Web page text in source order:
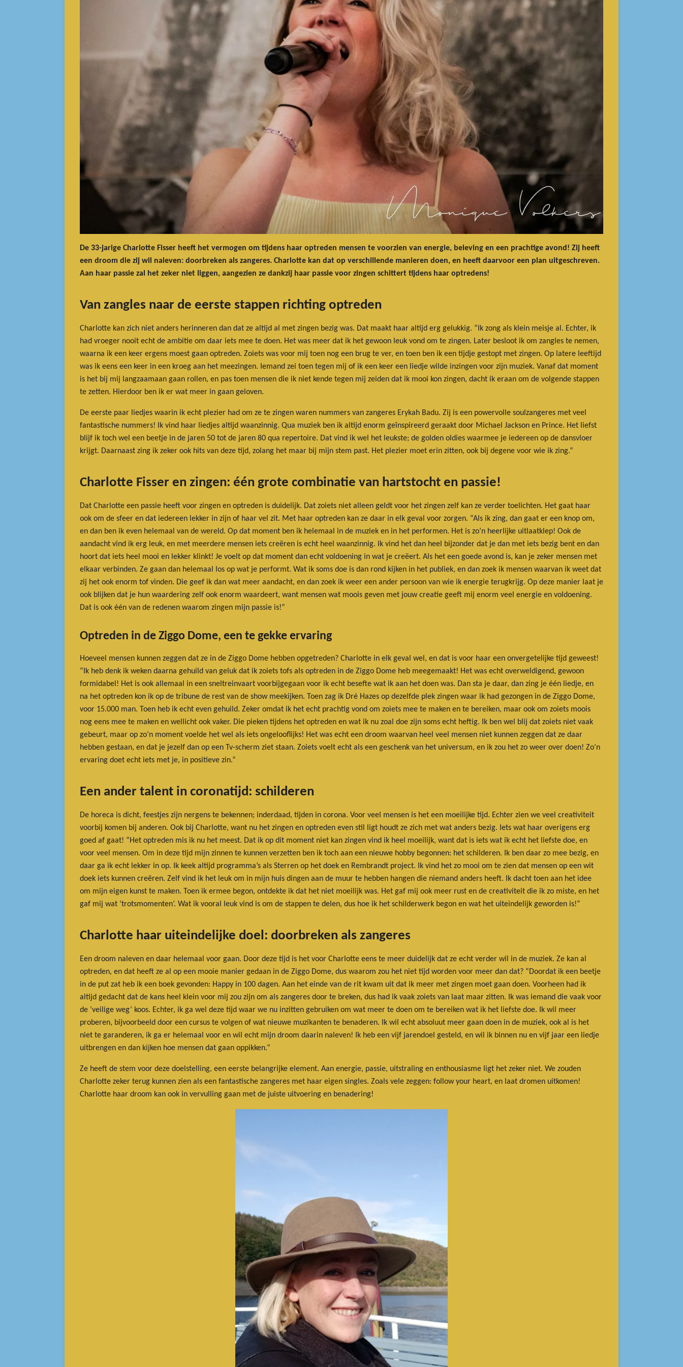
De 33-jarige Charlotte Fisser heeft het vermogen om tijdens haar optreden mensen te voorzien van energie, beleving en een prachtige avond! Zij heeft
een droom die zij wil naleven: doorbreken als zangeres. Charlotte kan dat op verschillende manieren doen, en heeft daarvoor een plan uitgeschreven.
Aan haar passie zal het zeker niet liggen, aangezien ze dankzij haar passie voor zingen schittert tijdens haar optredens!
Van zangles naar de eerste stappen richting optreden
Charlotte kan zich niet anders herinneren dan dat ze altijd al met zingen bezig was. Dat maakt haar altijd erg gelukkig. “Ik zong als klein meisje al. Echter, ik
had vroeger nooit echt de ambitie om daar iets mee te doen. Het was meer dat ik het gewoon leuk vond om te zingen. Later besloot ik om zangles te nemen,
waarna ik een keer ergens moest gaan optreden. Zoiets was voor mij toen nog een brug te ver, en toen ben ik een tijdje gestopt met zingen. Op latere leeftijd
was ik eens een keer in een kroeg aan het meezingen. Iemand zei toen tegen mij of ik een keer een liedje wilde inzingen voor zijn muziek. Vanaf dat moment
is het bij mij langzaamaan gaan rollen, en pas toen mensen die ik niet kende tegen mij zeiden dat ik mooi kon zingen, dacht ik eraan om de volgende stappen
te zetten. Hierdoor ben ik er wat meer in gaan geloven.
De eerste paar liedjes waarin ik echt plezier had om ze te zingen waren nummers van zangeres Erykah Badu. Zij is een powervolle soulzangeres met veel
fantastische nummers! Ik vind haar liedjes altijd waanzinnig. Qua muziek ben ik altijd enorm geïnspireerd geraakt door Michael Jackson en Prince. Het liefst
blijf ik toch wel een beetje in de jaren 50 tot de jaren 80 qua repertoire. Dat vind ik wel het leukste; de golden oldies waarmee je iedereen op de dansvloer
krijgt. Daarnaast zing ik zeker ook hits van deze tijd, zolang het maar bij mijn stem past. Het plezier moet erin zitten, ook bij degene voor wie ik zing.”
Charlotte Fisser en zingen: één grote combinatie van hartstocht en passie!
Dat Charlotte een passie heeft voor zingen en optreden is duidelijk. Dat zoiets niet alleen geldt voor het zingen zelf kan ze verder toelichten. Het gaat haar
ook om de sfeer en dat iedereen lekker in zijn of haar vel zit. Met haar optreden kan ze daar in elk geval voor zorgen. “Als ik zing, dan gaat er een knop om,
en dan ben ik even helemaal van de wereld. Op dat moment ben ik helemaal in de muziek en in het performen. Het is zo’n heerlijke uitlaatklep! Ook de
aandacht vind ik erg leuk, en met meerdere mensen iets creëren is echt heel waanzinnig. Ik vind het dan heel bijzonder dat je dan met iets bezig bent en dan
hoort dat iets heel mooi en lekker klinkt! Je voelt op dat moment dan echt voldoening in wat je creëert. Als het een goede avond is, kan je zeker mensen met
elkaar verbinden. Ze gaan dan helemaal los op wat je performt. Wat ik soms doe is dan rond kijken in het publiek, en dan zoek ik mensen waarvan ik weet dat
zij het ook enorm tof vinden. Die geef ik dan wat meer aandacht, en dan zoek ik weer een ander persoon van wie ik energie terugkrijg. Op deze manier laat je
ook blijken dat je hun waardering zelf ook enorm waardeert, want mensen wat moois geven met jouw creatie geeft mij enorm veel energie en voldoening.
Dat is ook één van de redenen waarom zingen mijn passie is!”
Optreden in de Ziggo Dome, een te gekke ervaring
Hoeveel mensen kunnen zeggen dat ze in de Ziggo Dome hebben opgetreden? Charlotte in elk geval wel, en dat is voor haar een onvergetelijke tijd geweest!
“Ik heb denk ik weken daarna gehuild van geluk dat ik zoiets tofs als optreden in de Ziggo Dome heb meegemaakt! Het was echt overweldigend, gewoon
formidabel! Het is ook allemaal in een sneltreinvaart voorbijgegaan voor ik echt besefte wat ik aan het doen was. Dan sta je daar, dan zing je één liedje, en
na het optreden kon ik op de tribune de rest van de show meekijken. Toen zag ik Dré Hazes op dezelfde plek zingen waar ik had gezongen in de Ziggo Dome,
voor 15.000 man. Toen heb ik echt even gehuild. Zeker omdat ik het echt prachtig vond om zoiets mee te maken en te bereiken, maar ook om zoiets moois
nog eens mee te maken en wellicht ook vaker. Die pieken tijdens het optreden en wat ik nu zoal doe zijn soms echt heftig. Ik ben wel blij dat zoiets niet vaak
gebeurt, maar op zo’n moment voelde het wel als iets ongelooflijks! Het was echt een droom waarvan heel veel mensen niet kunnen zeggen dat ze daar
hebben gestaan, en dat je jezelf dan op een Tv-scherm ziet staan. Zoiets voelt echt als een geschenk van het universum, en ik zou het zo weer over doen! Zo’n
ervaring doet echt iets met je, in positieve zin.”
Een ander talent in coronatijd: schilderen
De horeca is dicht, feestjes zijn nergens te bekennen; inderdaad, tijden in corona. Voor veel mensen is het een moeilijke tijd. Echter zien we veel creativiteit
voorbij komen bij anderen. Ook bij Charlotte, want nu het zingen en optreden even stil ligt houdt ze zich met wat anders bezig. Iets wat haar overigens erg
goed af gaat! “Het optreden mis ik nu het meest. Dat ik op dit moment niet kan zingen vind ik heel moeilijk, want dat is iets wat ik echt het liefste doe, en
voor veel mensen. Om in deze tijd mijn zinnen te kunnen verzetten ben ik toch aan een nieuwe hobby begonnen: het schilderen. Ik ben daar zo mee bezig, en
daar ga ik echt lekker in op. Ik keek altijd programma’s als Sterren op het doek en Rembrandt project. Ik vind het zo mooi om te zien dat mensen op een wit
doek iets kunnen creëren. Zelf vind ik het leuk om in mijn huis dingen aan de muur te hebben hangen die niemand anders heeft. Ik dacht toen aan het idee
om mijn eigen kunst te maken. Toen ik ermee begon, ontdekte ik dat het niet moeilijk was. Het gaf mij ook meer rust en de creativiteit die ik zo miste, en het
gaf mij wat ‘trotsmomenten’. Wat ik vooral leuk vind is om de stappen te delen, dus hoe ik het schilderwerk begon en wat het uiteindelijk geworden is!”
Charlotte haar uiteindelijke doel: doorbreken als zangeres
Een droom naleven en daar helemaal voor gaan. Door deze tijd is het voor Charlotte eens te meer duidelijk dat ze echt verder wil in de muziek. Ze kan al
optreden, en dat heeft ze al op een mooie manier gedaan in de Ziggo Dome, dus waarom zou het niet tijd worden voor meer dan dat? “Doordat ik een beetje
in de put zat heb ik een boek gevonden: Happy in 100 dagen. Aan het einde van de rit kwam uit dat ik meer met zingen moet gaan doen. Voorheen had ik
altijd gedacht dat de kans heel klein voor mij zou zijn om als zangeres door te breken, dus had ik vaak zoiets van laat maar zitten. Ik was iemand die vaak voor
de ‘veilige weg’ koos. Echter, ik ga wel deze tijd waar we nu inzitten gebruiken om wat meer te doen om te bereiken wat ik het liefste doe. Ik wil meer
proberen, bijvoorbeeld door een cursus te volgen of wat nieuwe muzikanten te benaderen. Ik wil echt absoluut meer gaan doen in de muziek, ook al is het
niet te garanderen, ik ga er helemaal voor en wil echt mijn droom daarin naleven! Ik heb een vijf jarendoel gesteld, en wil ik binnen nu en vijf jaar een liedje
uitbrengen en dan kijken hoe mensen dat gaan oppikken.”
Ze heeft de stem voor deze doelstelling, een eerste belangrijke element. Aan energie, passie, uitstraling en enthousiasme ligt het zeker niet. We zouden
Charlotte zeker terug kunnen zien als een fantastische zangeres met haar eigen singles. Zoals vele zeggen: follow your heart, en laat dromen uitkomen!
Charlotte haar droom kan ook in vervulling gaan met de juiste uitvoering en benadering!